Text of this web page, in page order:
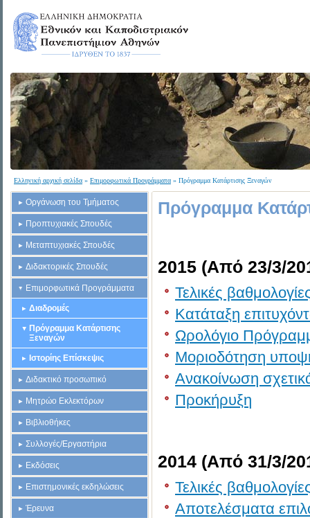
Ελληνική αρχική σελίδα » Επιμορφωτικά Προγράμματα » Πρόγραμμα Κατάρτισης Ξεναγών
Οργάνωση του Τμήματος
Προπτυχιακές Σπουδές
Μεταπτυχιακές Σπουδές
Διδακτορικές Σπουδές
Επιμορφωτικά Προγράμματα
Διαδρομές
Πρόγραμμα Κατάρτισης
Ξεναγών
Ιστορίης Επίσκεψις
Διδακτικό προσωπικό
Μητρώο Εκλεκτόρων
Βιβλιοθήκες
Συλλογές/Εργαστήρια
Εκδόσεις
Επιστημονικές εκδηλώσεις
Έρευνα
Πρόγραμμα
2015 (Από 23/3/
Τελικές
Κατάταξη
Ωρολόγιο
Μοριοδότηση
Ανακοίνωση
Προκήρυξη
2014 (Από 31/3/
Τελικές
Αποτελέσματα